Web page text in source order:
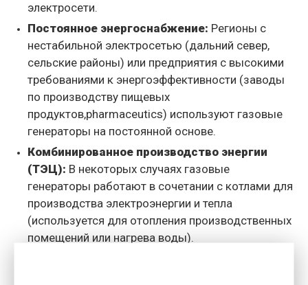
электросети.
Постоянное энергоснабжение: Регионы с
нестабильной электросетью (дальний север,
сельские районы) или предприятия с высокими
требованиями к энергоэффективности (заводы
по производству пищевых
продуктов,pharmaceutics) используют газовые
генераторы на постоянной основе.
Комбинированное производство энергии
(ТЭЦ): В некоторых случаях газовые
генераторы работают в сочетании с котлами для
производства электроэнергии и тепла
(используется для отопления производственных
помещений или нагрева воды).